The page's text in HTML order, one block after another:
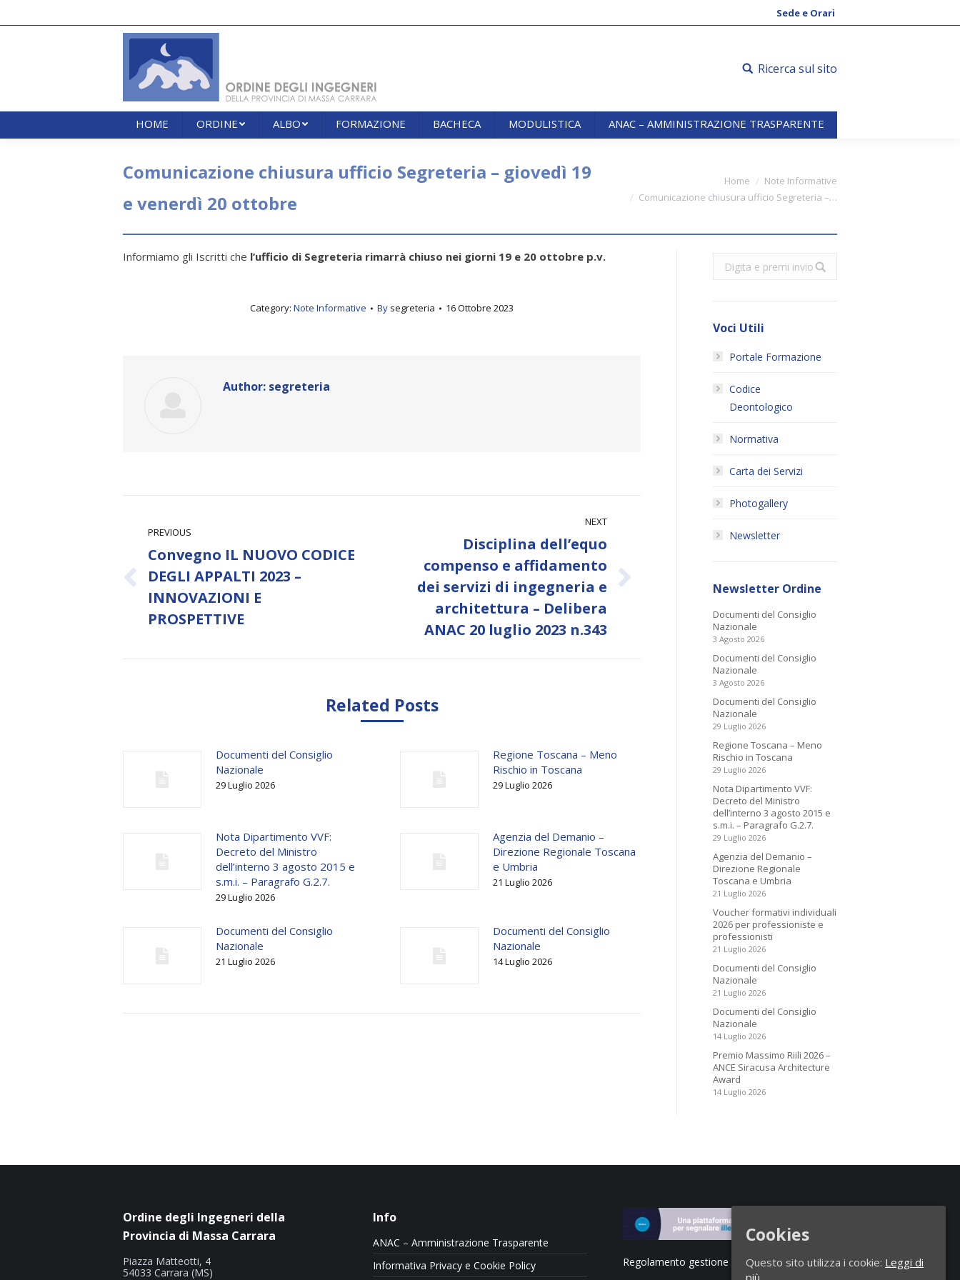
Sede e Orari
Ricerca sul sito
HOME ORDINE ALBO FORMAZIONE BACHECA MODULISTICA ANAC – AMMINISTRAZIONE TRASPARENTE
Comunicazione chiusura ufficio Segreteria – giovedì 19
e venerdì 20 ottobre
Home
Note Informative
Comunicazione chiusura ufficio Segreteria –…
Informiamo gli Iscritti che l’ufficio di Segreteria rimarrà chiuso nei giorni 19 e 20 ottobre p.v.
Category: Note Informative By segreteria 16 Ottobre 2023
Author: segreteria
navigation
PREVIOUS
Previous
post:
Convegno IL NUOVO CODICE
DEGLI APPALTI 2023 –
INNOVAZIONI E
PROSPETTIVE
NEXT
Next
Disciplina dell’equo
compenso e affidamento
dei servizi di ingegneria e
architettura – Delibera
ANAC 20 luglio 2023 n.343
Related Posts
Documenti del Consiglio
Nazionale
29 Luglio 2026
Regione Toscana – Meno
Rischio in Toscana
29 Luglio 2026
Nota Dipartimento VVF:
Decreto del Ministro
dell’interno 3 agosto 2015 e
s.m.i. – Paragrafo G.2.7.
29 Luglio 2026
Agenzia del Demanio –
Direzione Regionale Toscana
e Umbria
21 Luglio 2026
Documenti del Consiglio
Nazionale
21 Luglio 2026
Documenti del Consiglio
Nazionale
14 Luglio 2026
Search:
Voci Utili
Portale Formazione
Codice
Deontologico
Normativa
Carta dei Servizi
Photogallery
Newsletter
Newsletter Ordine
Documenti del Consiglio
Nazionale
3 Agosto 2026
Documenti del Consiglio
Nazionale
3 Agosto 2026
Documenti del Consiglio
Nazionale
29 Luglio 2026
Regione Toscana – Meno
Rischio in Toscana
29 Luglio 2026
Nota Dipartimento VVF:
Decreto del Ministro
dell’interno 3 agosto 2015 e
s.m.i. – Paragrafo G.2.7.
29 Luglio 2026
Agenzia del Demanio –
Direzione Regionale
Toscana e Umbria
21 Luglio 2026
Voucher formativi individuali
2026 per professioniste e
professionisti
21 Luglio 2026
Documenti del Consiglio
Nazionale
21 Luglio 2026
Documenti del Consiglio
Nazionale
14 Luglio 2026
Premio Massimo Riili 2026 –
ANCE Siracusa Architecture
Award
14 Luglio 2026
Ordine degli Ingegneri della
Provincia di Massa Carrara
Piazza Matteotti, 4
54033 Carrara (MS)
Info
ANAC – Amministrazione Trasparente
Informativa Privacy e Cookie Policy
Regolamento gestione segnalazioni di illeciti
Cookies
Questo sito utilizza i cookie: Leggi di
ANAC – AMMINISTRAZIONE TRASPARENTE